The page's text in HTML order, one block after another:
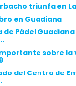
triunfa en
en Guadiana
de Pádel
sobre la
del Centro de